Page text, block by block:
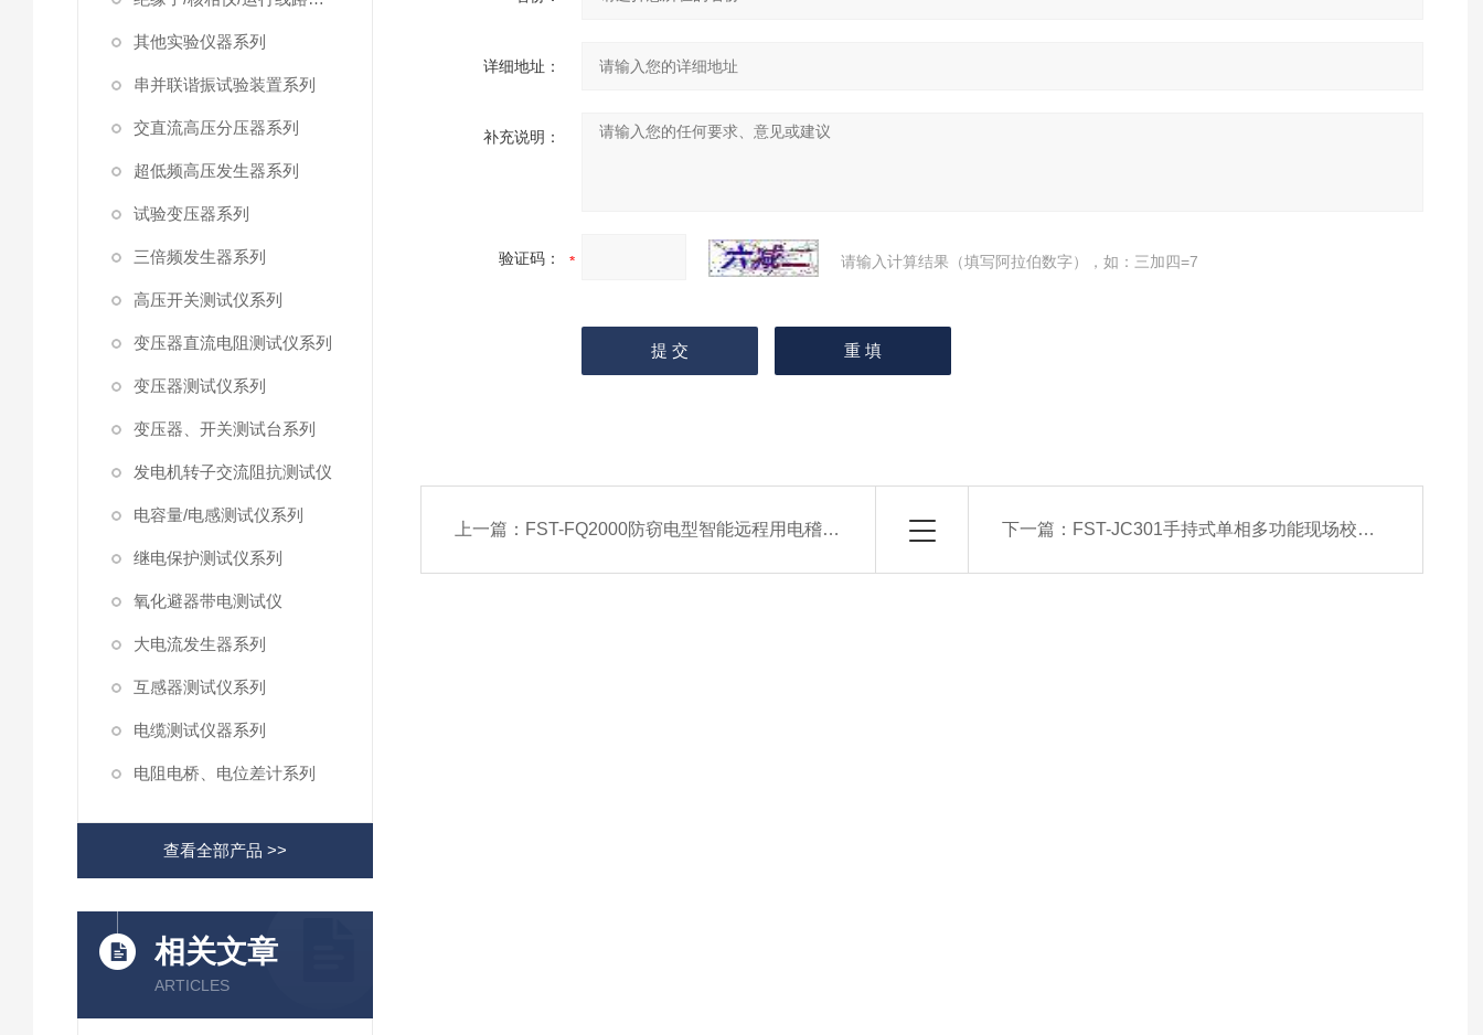
其他实验仪器系列
串并联谐振试验装置系列
交直流高压分压器系列
超低频高压发生器系列
试验变压器系列
三倍频发生器系列
高压开关测试仪系列
变压器直流电阻测试仪系列
变压器测试仪系列
变压器、开关测试台系列
发电机转子交流阻抗测试仪
电容量/电感测试仪系列
继电保护测试仪系列
氧化避器带电测试仪
大电流发生器系列
互感器测试仪系列
电缆测试仪器系列
电阻电桥、电位差计系列
查看全部产品 >>
相关文章
ARTICLES
详细地址：
补充说明：
验证码： 请输入计算结果（填写阿拉伯数字），如：三加四=7
上一篇： FST-FQ2000防窃电型智能远程用电稽查仪 下一篇： FST-JC301手持式单相多功能现场校验仪